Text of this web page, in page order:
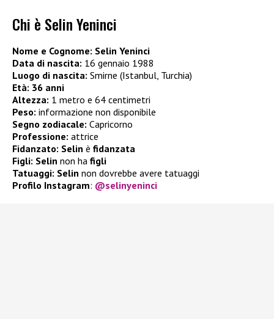
Chi è Selin Yeninci
Nome e Cognome: Selin Yeninci
Data di nascita: 16 gennaio 1988
Luogo di nascita: Smirne (Istanbul, Turchia)
Età: 36 anni
Altezza: 1 metro e 64 centimetri
Peso: informazione non disponibile
Segno zodiacale: Capricorno
Professione: attrice
Fidanzato: Selin è fidanzata
Figli: Selin non ha figli
Tatuaggi: Selin non dovrebbe avere tatuaggi
Profilo Instagram: @selinyeninci